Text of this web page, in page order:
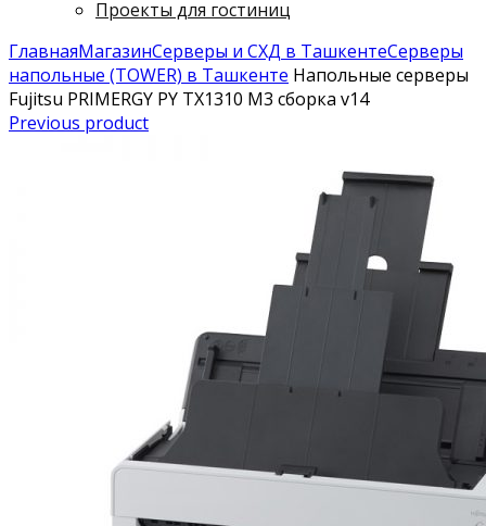
Проекты для гостиниц
ГлавнаяМагазинСерверы и СХД в ТашкентеСерверы
напольные (TOWER) в Ташкенте Напольные серверы
Fujitsu PRIMERGY PY TX1310 M3 сборка v14
Previous product